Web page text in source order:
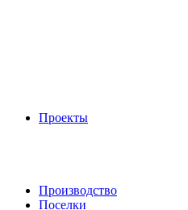
Проекты
Производство
Поселки